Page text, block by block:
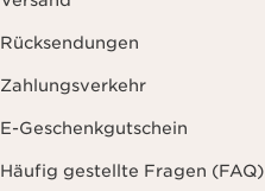
Rücksendungen
Zahlungsverkehr
E-Geschenkgutschein
Häufig gestellte Fragen (FAQ)